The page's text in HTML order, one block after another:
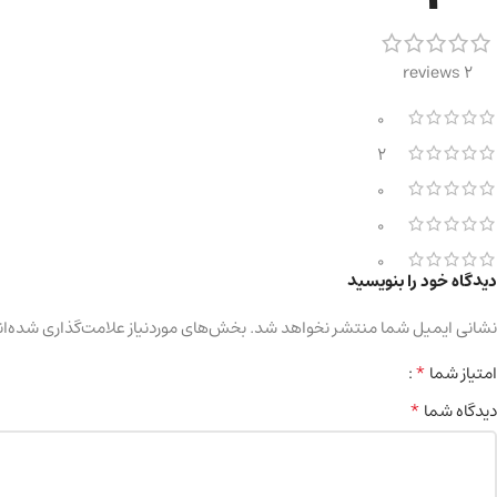
2 reviews
0
2
0
0
0
دیدگاه خود را بنویسید
نشانی ایمیل شما منتشر نخواهد شد.بخش‌های موردنیاز علامت‌گذاری
امتیاز شما*
دیدگاه شما*